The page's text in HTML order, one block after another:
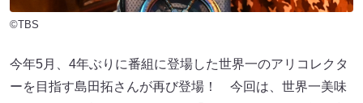
©TBS
今年5月、4年ぶりに番組に登場した世界一のアリコレクタ
ーを目指す島田拓さんが再び登場！ 今回は、世界一美味